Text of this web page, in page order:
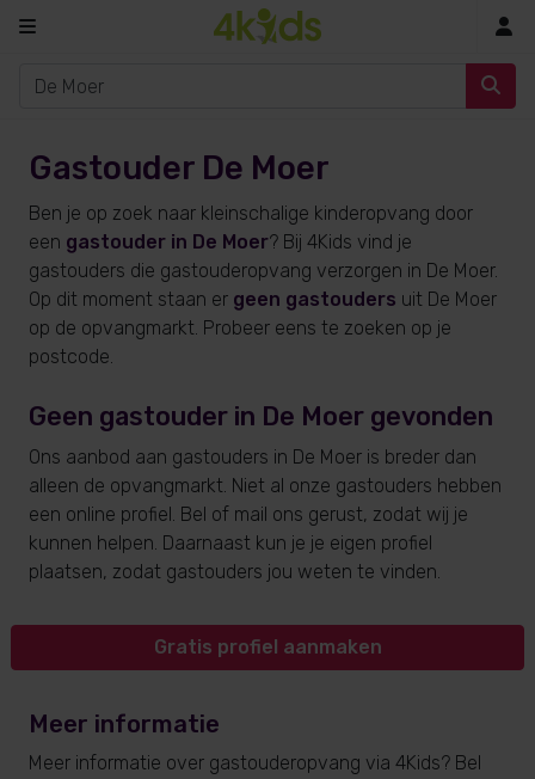
Gastouder De Moer
Ben je op zoek naar kleinschalige kinderopvang door
een gastouder in De Moer? Bij 4Kids vind je
gastouders die gastouderopvang verzorgen in De Moer.
Op dit moment staan er geen gastouders uit De Moer
op de opvangmarkt. Probeer eens te zoeken op je
postcode.
Geen gastouder in De Moer gevonden
Ons aanbod aan gastouders in De Moer is breder dan
alleen de opvangmarkt. Niet al onze gastouders hebben
een online profiel. Bel of mail ons gerust, zodat wij je
kunnen helpen. Daarnaast kun je je eigen profiel
plaatsen, zodat gastouders jou weten te vinden.
Gratis profiel aanmaken
Meer informatie
Meer informatie over gastouderopvang via 4Kids? Bel